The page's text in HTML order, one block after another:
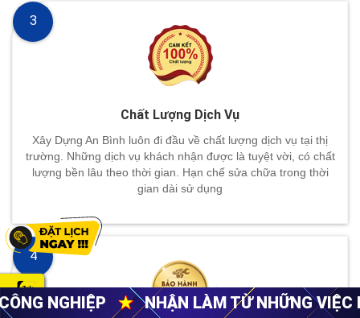
Chất Lượng Dịch Vụ
Xây Dựng An Bình luôn đi đầu về chất lượng dịch vụ tại thị
trường. Những dịch vụ khách nhận được là tuyệt vời, có chất
lượng bền lâu theo thời gian. Hạn chế sửa chữa trong thời
gian dài sử dụng
3
4
LÀM TỪ NHỮNG VIỆC NHỎ NHẤT ★ CUNG